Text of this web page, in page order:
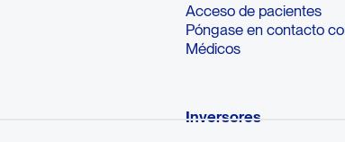
Acceso de pacientes
Póngase en contacto
Médicos
Inversores